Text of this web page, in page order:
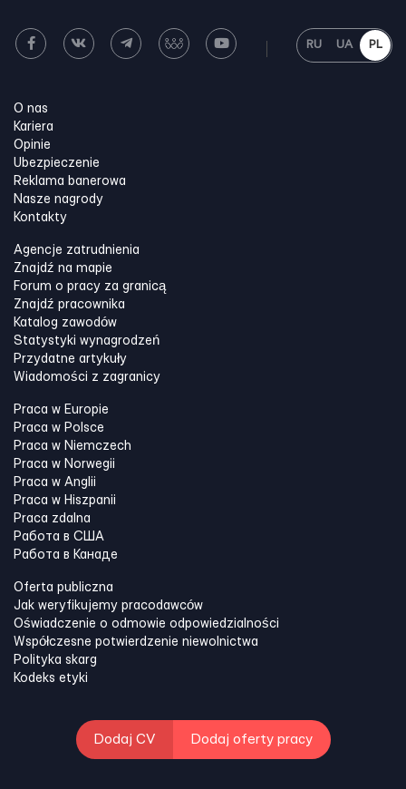
RU UA PL
O nas
Kariera
Opinie
Ubezpieczenie
Reklama banerowa
Nasze nagrody
Kontakty
Agencje zatrudnienia
Znajdź na mapie
Forum o pracy za granicą
Znajdź pracownika
Katalog zawodów
Statystyki wynagrodzeń
Przydatne artykuły
Wiadomości z zagranicy
Praca w Europie
Praca w Polsce
Praca w Niemczech
Praca w Norwegii
Praca w Anglii
Praca w Hiszpanii
Praca zdalna
Работа в США
Работа в Канадe
Oferta publiczna
Jak weryfikujemy pracodawców
Oświadczenie o odmowie odpowiedzialności
Współczesne potwierdzenie niewolnictwa
Polityka skarg
Kodeks etyki
Dodaj CV Dodaj oferty pracy